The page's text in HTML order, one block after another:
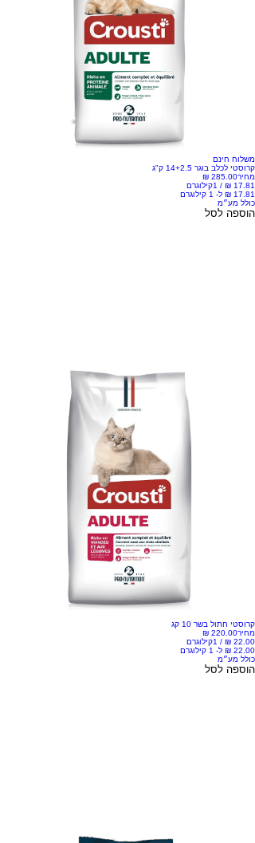
משלוח חינם
קרוסטי לכלב בוגר 14+2.5 ק"ג
מחיר
/ 1קילוגרם
כולל מע״מ
הוספה לסל
קרוסטי חתול בשר 10 קג
מחיר
/ 1קילוגרם
כולל מע״מ
הוספה לסל